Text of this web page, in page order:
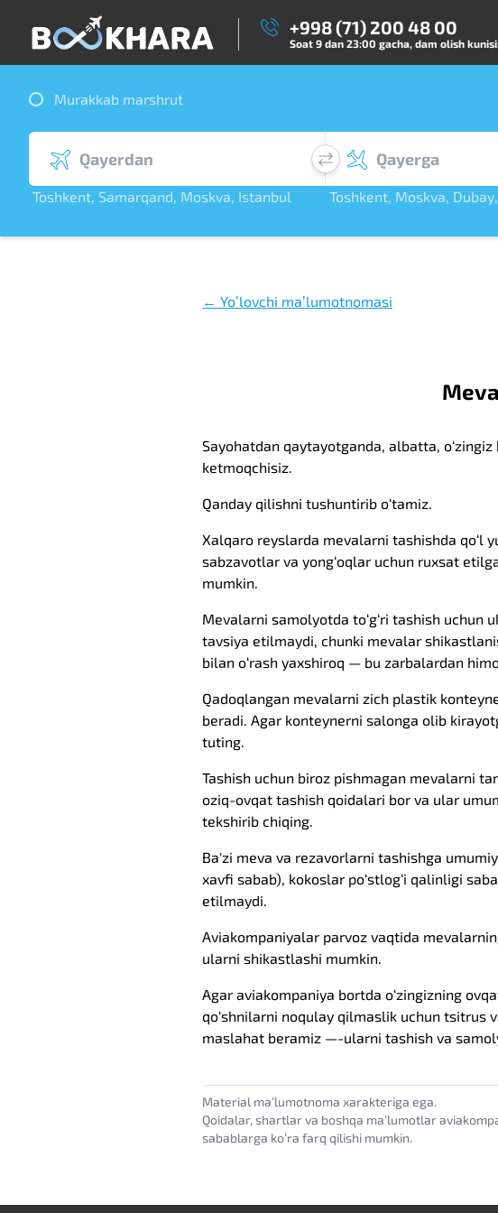
+998 (71) 200 48 00
Soat 9 dan 23:00 gacha, dam olish
Murakkab marshrut
Toshkent, Samarqand, Moskva, Istanbul
Toshkent, Moskva, Dubay,
← Yoʼlovchi maʼlumotnomasi
Sayohatdan qaytayotganda, albatta,
ketmoqchisiz.
Qanday qilishni tushuntirib o‘tamiz.
Xalqaro reyslarda mevalarni tashishda qo‘l
sabzavotlar va yong‘oqlar uchun ruxsat
mumkin.
Mevalarni samolyotda to‘g‘ri tashish
tavsiya etilmaydi, chunki mevalar
bilan o‘rash yaxshiroq — bu zarbalardan
Qadoqlangan mevalarni zich plastik
beradi. Agar konteynerni salonga olib
tuting.
Tashish uchun biroz pishmagan mevalarni
oziq-ovqat tashish qoidalari bor va ular
tekshirib chiqing.
Ba'zi meva va rezavorlarni tashishga
xavfi sabab), kokoslar po‘stlog‘i qalinligi
etilmaydi.
Aviakompaniyalar parvoz vaqtida
ularni shikastlashi mumkin.
Agar aviakompaniya bortda o‘zingizning
qo‘shnilarni noqulay qilmaslik uchun tsitrus
maslahat beramiz —-ularni tashish va
Material maʼlumotnoma xarakteriga ega.
Qoidalar, shartlar va boshqa maʼlumotlar
sabablarga koʼra farq qilishi mumkin.